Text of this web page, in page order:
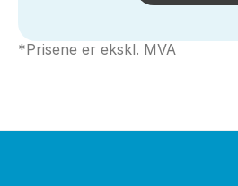
*Prisene er ekskl. MVA